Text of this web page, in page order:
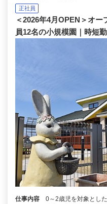
正社員
＜2026年4月OPEN＞オ
員12名の小規模園｜時短
仕事内容
0～2歳児を対象とし